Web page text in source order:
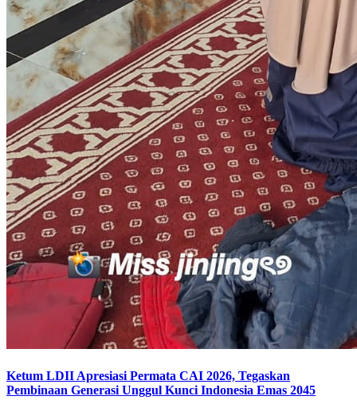
Ketum LDII Apresiasi Permata CAI 2026, Tegaskan
Pembinaan Generasi Unggul Kunci Indonesia Emas 2045